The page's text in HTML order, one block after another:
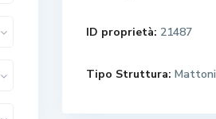
ID proprietà: 21487
Tipo Struttura: Mattoni